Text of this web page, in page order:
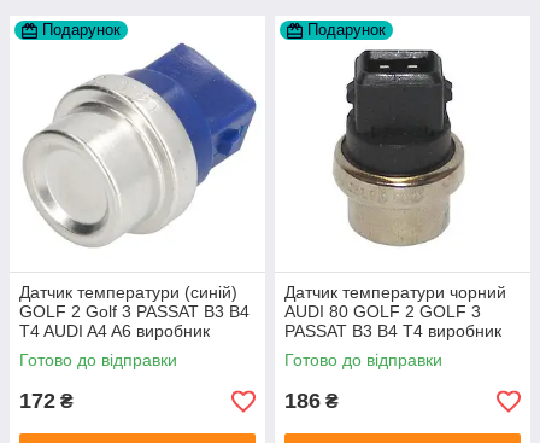
Подарунок
Датчик температури (синій)
GOLF 2 Golf 3 PASSAT B3 B4
T4 AUDI A4 A6 виробник
Topran Німеччина
Готово до відправки
172 ₴
Подарунок
Датчик температури чорний
AUDI 80 GOLF 2 GOLF 3
PASSAT B3 B4 T4 виробник
TOPRAN Німеччина
Готово до відправки
186 ₴